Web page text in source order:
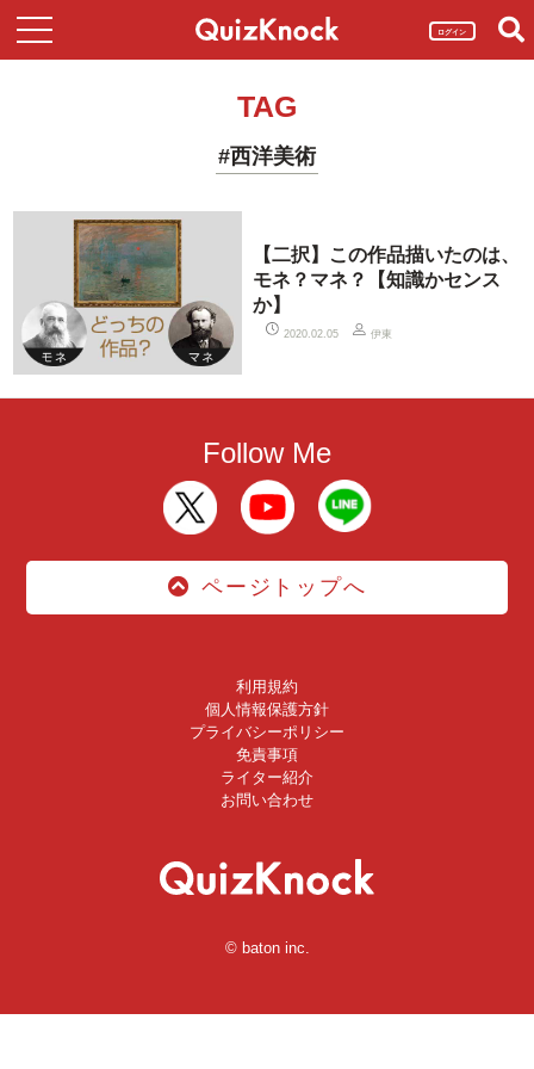
ログイン
TAG
#西洋美術
【二択】この作品描いたのは、
モネ？マネ？【知識かセンス
か】
2020.02.05 伊東
Follow Me
ページトップへ
利用規約
個人情報保護方針
プライバシーポリシー
免責事項
ライター紹介
お問い合わせ
© baton inc.